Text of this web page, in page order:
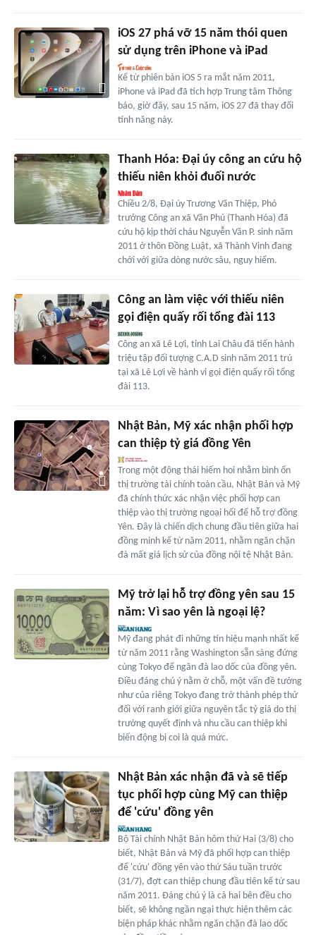
iOS 27 phá vỡ 15 năm thói quen
sử dụng trên iPhone và iPad
Kể từ phiên bản iOS 5 ra mắt năm 2011,
iPhone và iPad đã tích hợp Trung tâm Thông
báo, giờ đây, sau 15 năm, iOS 27 đã thay đổi
tính năng này.
Thanh Hóa: Đại úy công an cứu hộ
thiếu niên khỏi đuối nước
Chiều 2/8, Đại úy Trương Văn Thiệp, Phó
trưởng Công an xã Văn Phú (Thanh Hóa) đã
cứu hộ kịp thời cháu Nguyễn Văn P. sinh năm
2011 ở thôn Đồng Luật, xã Thành Vinh đang
chới với giữa dòng nước sâu, nguy hiểm.
Công an làm việc với thiếu niên
gọi điện quấy rối tổng đài 113
Công an xã Lê Lợi, tỉnh Lai Châu đã tiến hành
triệu tập đối tượng C.A.D sinh năm 2011 trú
tại xã Lê Lợi về hành vi gọi điện quấy rối tổng
đài 113.
Nhật Bản, Mỹ xác nhận phối hợp
can thiệp tỷ giá đồng Yên
Trong một động thái hiếm hoi nhằm bình ổn
thị trường tài chính toàn cầu, Nhật Bản và Mỹ
đã chính thức xác nhận việc phối hợp can
thiệp vào thị trường ngoại hối để hỗ trợ đồng
Yên. Đây là chiến dịch chung đầu tiên giữa hai
đồng minh kể từ năm 2011, nhằm ngăn chặn
đà mất giá lịch sử của đồng nội tệ Nhật Bản.
Mỹ trở lại hỗ trợ đồng yên sau 15
năm: Vì sao yên là ngoại lệ?
Mỹ đang phát đi những tín hiệu mạnh nhất kể
từ năm 2011 rằng Washington sẵn sàng đứng
cùng Tokyo để ngăn đà lao dốc của đồng yên.
Điều đáng chú ý nằm ở chỗ, một vấn đề tưởng
như của riêng Tokyo đang trở thành phép thử
đối với ranh giới giữa nguyên tắc tỷ giá do thị
trường quyết định và nhu cầu can thiệp khi
biến động bị coi là quá mức.
Nhật Bản xác nhận đã và sẽ tiếp
tục phối hợp cùng Mỹ can thiệp
để 'cứu' đồng yên
Bộ Tài chính Nhật Bản hôm thứ Hai (3/8) cho
biết, Nhật Bản và Mỹ đã phối hợp can thiệp
để 'cứu' đồng yên vào thứ Sáu tuần trước
(31/7), đợt can thiệp chung đầu tiên kể từ sau
năm 2011. Đáng chú ý là cả hai bên đều cho
biết, sẽ không ngần ngại thực hiện thêm các
biện pháp khác nhằm ngăn chặn đà lao dốc